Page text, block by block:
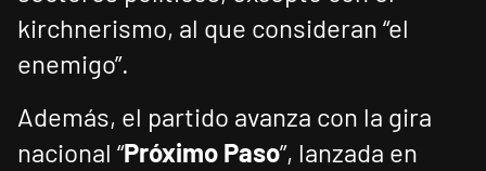
kirchnerismo, al que consideran “el
enemigo”.
Además, el partido avanza con la gira
nacional “Próximo Paso”, lanzada en